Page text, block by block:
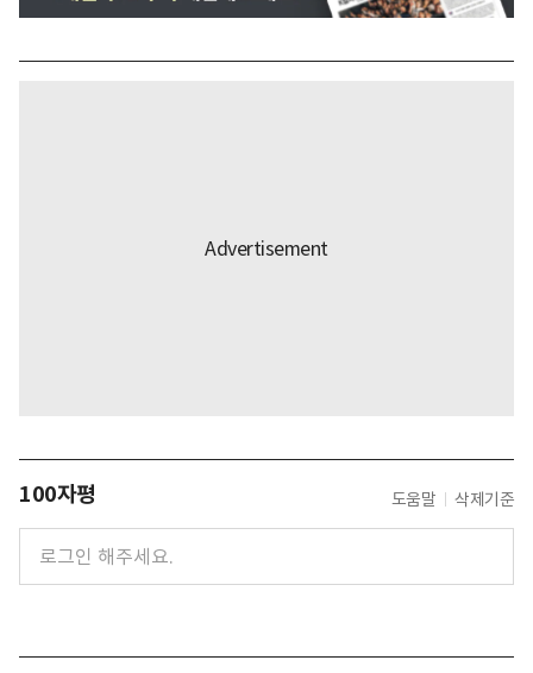
100자평 도움말 삭제기준